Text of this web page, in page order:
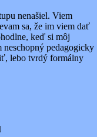
nenašiel. Viem
sa, že im viem dať
keď si môj
neschopný pedagogicky
lebo tvrdý formálny